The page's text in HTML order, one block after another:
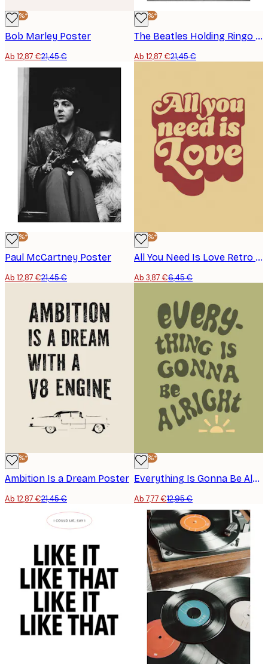
-40%*
Bob Marley Poster
Ab 12,87 €21,45 €
-40%*
The Beatles Holding Ringo Starr Poster
Ab 12,87 €21,45 €
-40%*
Paul McCartney Poster
Ab 12,87 €21,45 €
-40%*
All You Need Is Love Retro Poster
Ab 3,87 €6,45 €
-40%*
Ambition Is a Dream Poster
Ab 12,87 €21,45 €
-40%*
Everything Is Gonna Be Alright Poster
Ab 7,77 €12,95 €